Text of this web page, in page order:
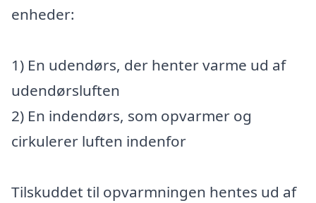
enheder:
1) En udendørs, der henter varme ud af
udendørsluften
2) En indendørs, som opvarmer og
cirkulerer luften indenfor
Tilskuddet til opvarmningen hentes ud af